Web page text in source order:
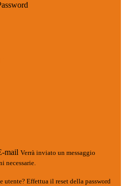
mail Verrà inviato un messaggio
necessarie.
utente? Effettua il reset della password